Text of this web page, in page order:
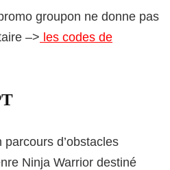
groupon ne donne pas
–> les codes de
d’obstacles
Ninja Warrior destiné